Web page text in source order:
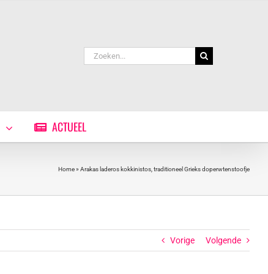
Zoeken
naar:
ACTUEEL
Home» Arakas laderos kokkinistos, traditioneel Grieks doperwtenstoofje
Vorige Volgende